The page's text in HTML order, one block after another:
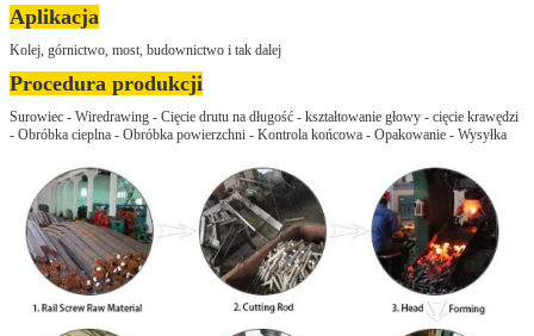
Aplikacja
Kolej, górnictwo, most, budownictwo i tak dalej
Procedura produkcji
Surowiec - Wiredrawing - Cięcie drutu na długość - kształtowanie głowy - cięcie krawędzi
- Obróbka cieplna - Obróbka powierzchni - Kontrola końcowa - Opakowanie - Wysyłka